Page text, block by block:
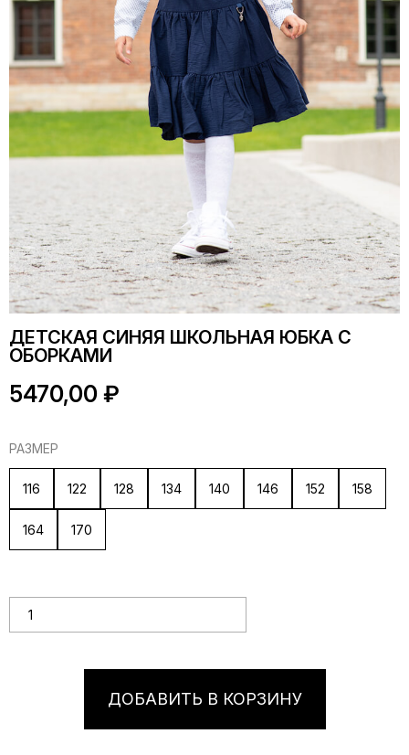
ДЕТСКАЯ СИНЯЯ ШКОЛЬНАЯ ЮБКА С
ОБОРКАМИ
5470,00 ₽
РАЗМЕР
116 122 128 134 140 146 152 158
164 170
ДОБАВИТЬ В КОРЗИНУ